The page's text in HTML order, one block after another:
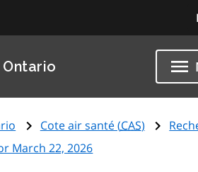
Cote air santé (CAS)
March 22, 2026